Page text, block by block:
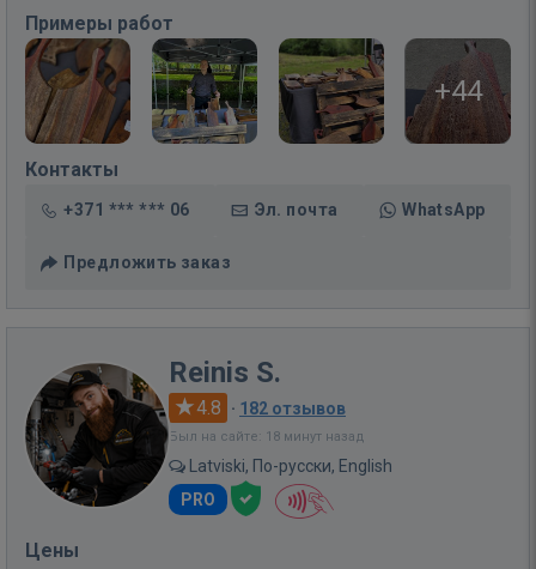
Примеры работ
+44
Контакты
+371 *** *** 06 Эл. почта WhatsApp
Предложить заказ
Reinis S.
4.8 · 182 отзывов
Был на сайте: 18 минут назад
Latviski, По-русски, English
PRO
Цены